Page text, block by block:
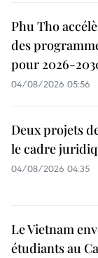
Phu Tho
des
pour 2026-
04/08/2026 05:56
Deux projets
le cadre
04/08/2026 04:35
Le Vietnam
étudiants au